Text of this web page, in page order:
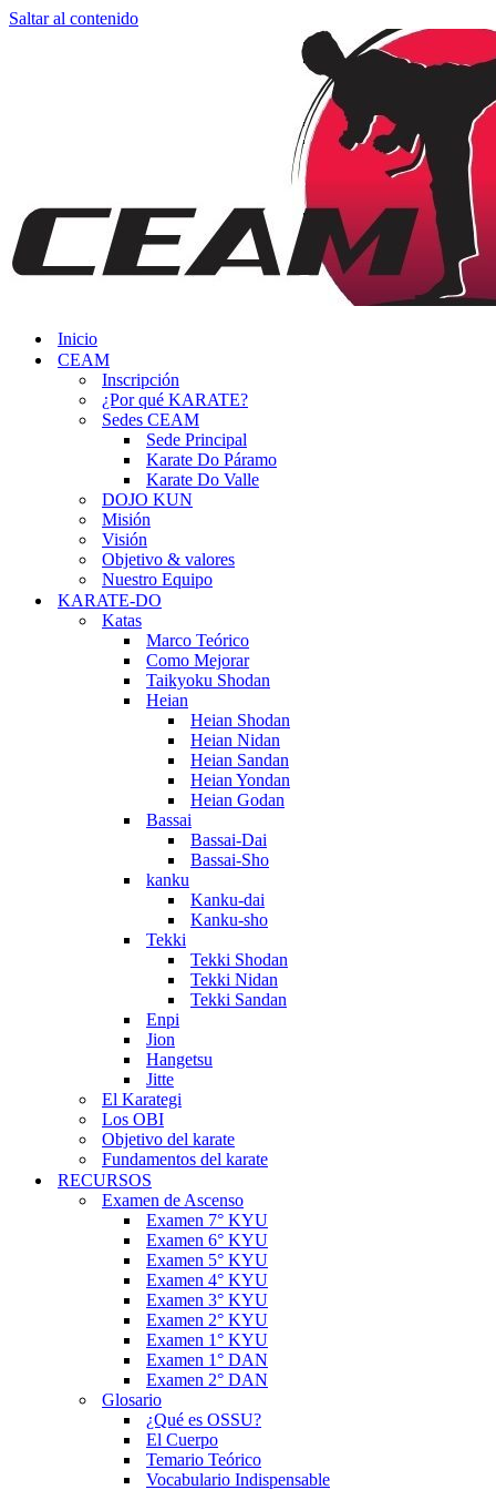
Saltar al contenido
Inicio
CEAM
Inscripción
¿Por qué KARATE?
Sedes CEAM
Sede Principal
Karate Do Páramo
Karate Do Valle
DOJO KUN
Misión
Visión
Objetivo & valores
Nuestro Equipo
KARATE-DO
Katas
Marco Teórico
Como Mejorar
Taikyoku Shodan
Heian
Heian Shodan
Heian Nidan
Heian Sandan
Heian Yondan
Heian Godan
Bassai
Bassai-Dai
Bassai-Sho
kanku
Kanku-dai
Kanku-sho
Tekki
Tekki Shodan
Tekki Nidan
Tekki Sandan
Enpi
Jion
Hangetsu
Jitte
El Karategi
Los OBI
Objetivo del karate
Fundamentos del karate
RECURSOS
Examen de Ascenso
Examen 7° KYU
Examen 6° KYU
Examen 5° KYU
Examen 4° KYU
Examen 3° KYU
Examen 2° KYU
Examen 1° KYU
Examen 1° DAN
Examen 2° DAN
Glosario
¿Qué es OSSU?
El Cuerpo
Temario Teórico
Vocabulario Indispensable